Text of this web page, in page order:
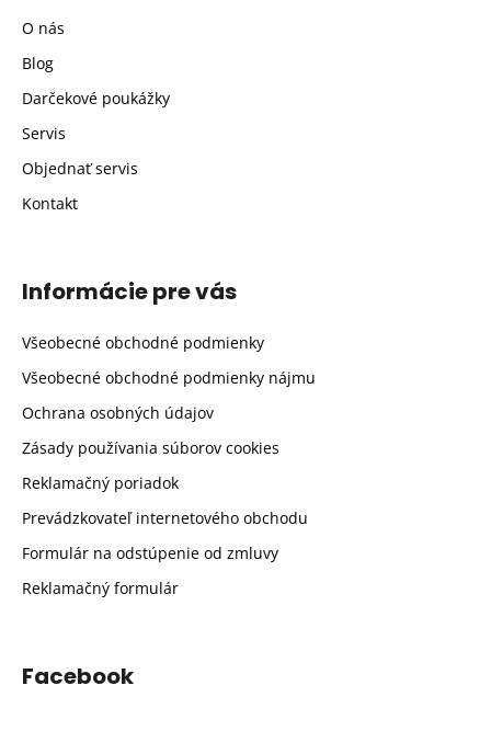
O nás
Blog
Darčekové poukážky
Servis
Objednať servis
Kontakt
Informácie pre vás
Všeobecné obchodné podmienky
Všeobecné obchodné podmienky nájmu
Ochrana osobných údajov
Zásady používania súborov cookies
Reklamačný poriadok
Prevádzkovateľ internetového obchodu
Formulár na odstúpenie od zmluvy
Reklamačný formulár
Facebook